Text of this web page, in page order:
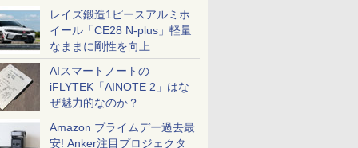
レイズ鍛造1ピースアルミホ
イール「CE28 N-plus」軽量
なままに剛性を向上
AIスマートノートの
iFLYTEK「AINOTE 2」はな
ぜ魅力的なのか？
Amazon プライムデー過去最
安! Anker注目プロジェクタ